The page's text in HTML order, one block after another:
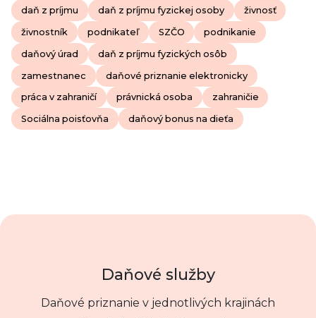
daň z príjmu daň z príjmu fyzickej osoby živnosť
živnostník podnikateľ SZČO podnikanie
daňový úrad daň z príjmu fyzických osôb
zamestnanec daňové priznanie elektronicky
práca v zahraničí právnická osoba zahraničie
Sociálna poisťovňa daňový bonus na dieťa
Daňové služby
Daňové priznanie v jednotlivých krajinách